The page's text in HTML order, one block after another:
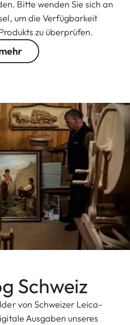
Bitte wenden Sie sich an
um die Verfügbarkeit
zu überprüfen.
Schweiz
von Schweizer Leica-
Ausgaben unseres